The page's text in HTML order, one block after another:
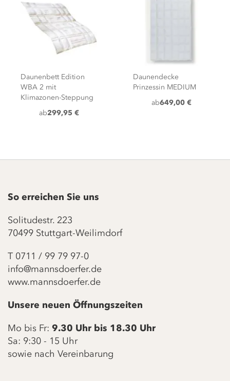
Daunendecke
Prinzessin MEDIUM
ab649,00 €
Daunendecke
Prinzessin WARM
ab739,00 €
So erreichen Sie uns
Solitudestr. 223
70499 Stuttgart-Weilimdorf
T 0711 / 99 79 97-0
info@mannsdoerfer.de
www.mannsdoerfer.de
Unsere neuen Öffnungszeiten
Mo bis Fr: 9.30 Uhr bis 18.30 Uhr
Sa: 9:30 - 15 Uhr
sowie nach Vereinbarung